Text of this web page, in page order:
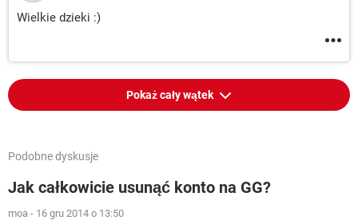
Wielkie dzieki :)
Pokaż cały wątek
Podobne dyskusje
Jak całkowicie usunąć konto na GG?
moa - 16 gru 2014 o 13:50